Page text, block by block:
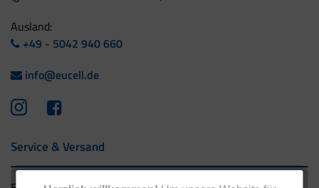
Ausland:
+49 - 5042 940 660
info@eucell.de
Service & Versand